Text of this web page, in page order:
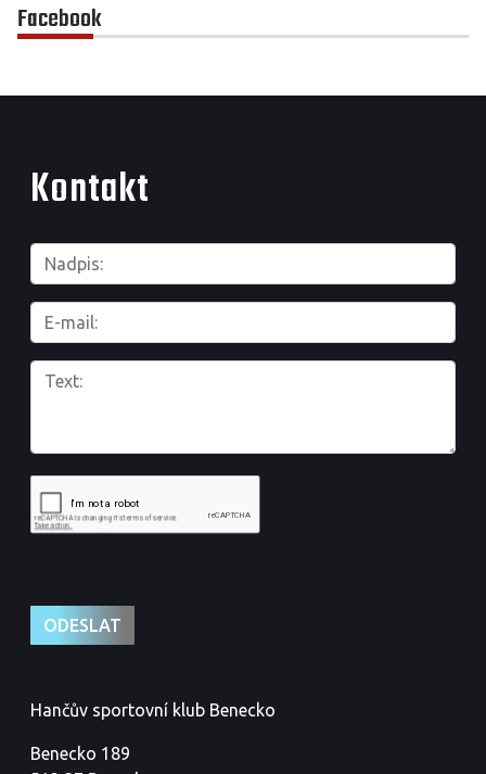
Facebook
Kontakt
Hančův sportovní klub Benecko
Benecko 189